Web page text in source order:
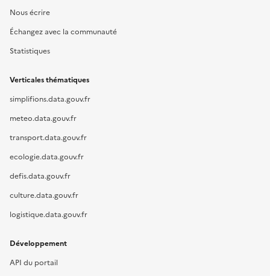
Nous écrire
Échangez avec la communauté
Statistiques
Verticales thématiques
simplifions.data.gouv.fr
meteo.data.gouv.fr
transport.data.gouv.fr
ecologie.data.gouv.fr
defis.data.gouv.fr
culture.data.gouv.fr
logistique.data.gouv.fr
Développement
API du portail